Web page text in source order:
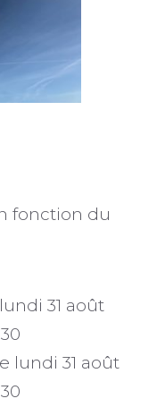
fonction du
31 août
lundi 31 août